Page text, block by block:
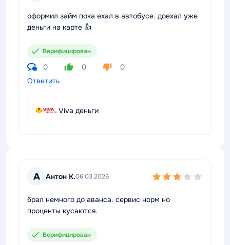
оформил займ пока ехал в автобусе. доехал уже
деньги на карте 👍
Верифицирован
0 0
0
Ответить
Viva деньги
А Антон К.06.03.2026
брал немного до аванса. сервис норм но
проценты кусаются.
Верифицирован